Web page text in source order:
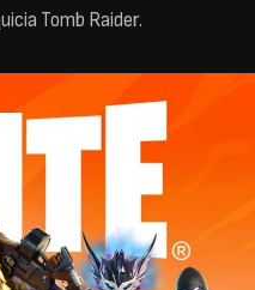
Tomb Raider.